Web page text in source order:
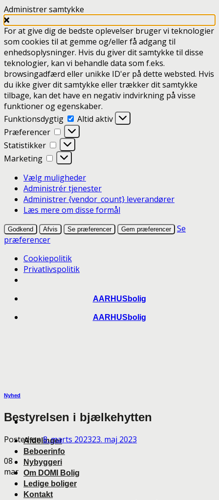
Administrer samtykke
For at give dig de bedste oplevelser bruger vi teknologier
som cookies til at gemme og/eller få adgang til
enhedsoplysninger. Hvis du giver dit samtykke til disse
teknologier, kan vi behandle data som f.eks.
browsingadfærd eller unikke ID'er på dette websted. Hvis
du ikke giver dit samtykke eller trækker dit samtykke
tilbage, kan det have en negativ indvirkning på visse
funktioner og egenskaber.
Funktionsdygtig
Funktionsdygtig
Altid aktiv
Præferencer
Præferencer
Statistikker
Statistikker
Marketing
Marketing
Vælg muligheder
Administrér tjenester
Administrer {vendor_count} leverandører
Læs mere om disse formål
Godkend Afvis Se præferencer Gem præferencer
Se
præferencer
Cookiepolitik
Privatlivspolitik
Skip
content
AARHUSbolig
AARHUSbolig
Afdelinger
Beboerinfo
Nybyggeri
Om DOMI Bolig
Ledige boliger
Kontakt
Nyhed
Bestyrelsen i bjælkehytten
Posted on8. marts 202323. maj 2023
08
mar